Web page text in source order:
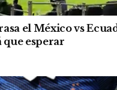
el México vs
esperar